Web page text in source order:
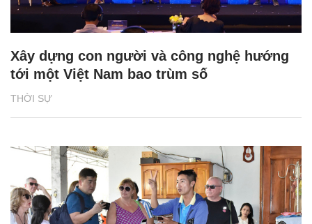
THỜI SỰ
Xây dựng con người và công nghệ hướng
tới một Việt Nam bao trùm số